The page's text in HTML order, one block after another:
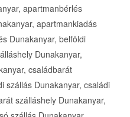
apartmanbérlés
apartmankiadás
Dunakanyar, belföldi
Dunakanyar,
családbarát
szállás Dunakanyar, családi
szálláshely Dunakanyar,